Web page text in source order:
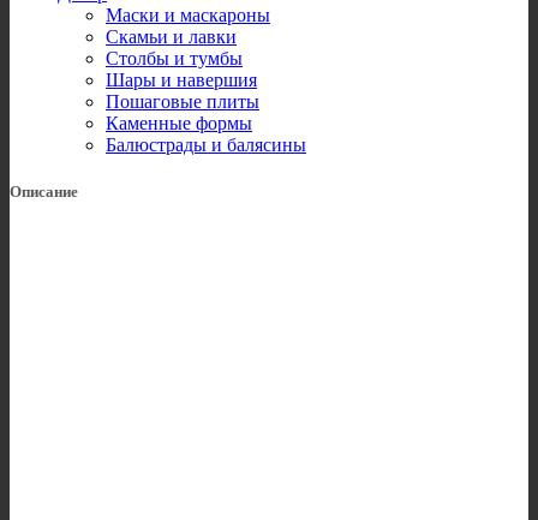
Маски и маскароны
Скамьи и лавки
Столбы и тумбы
Шары и навершия
Пошаговые плиты
Каменные формы
Балюстрады и балясины
Описание